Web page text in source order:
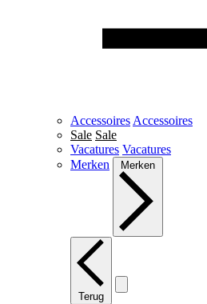
Accessoires Accessoires
Sale Sale
Vacatures Vacatures
Merken
Merken
Terug